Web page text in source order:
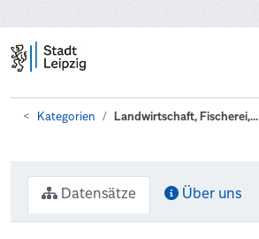
Kategorien Landwirtschaft, Fischerei,...
Datensätze Über uns